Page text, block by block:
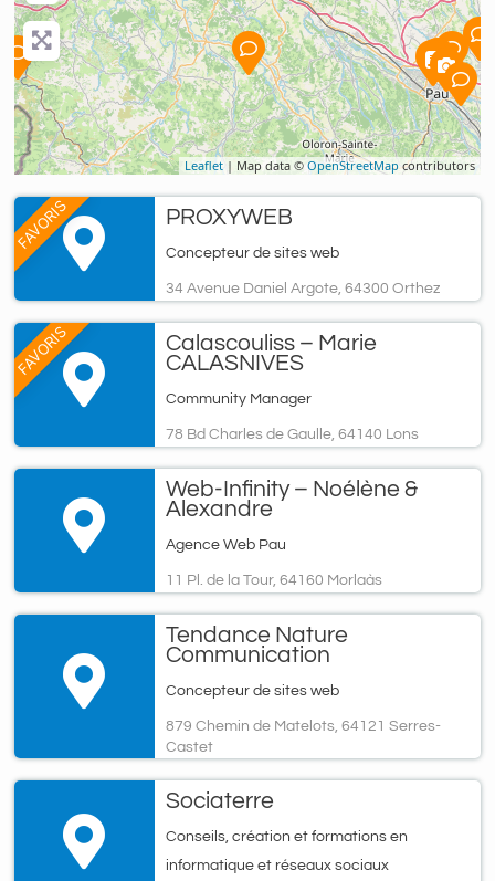
Leaflet | Map data © OpenStreetMapcontributors
FAVORIS PROXYWEB
Concepteur de sites web
34 Avenue Daniel Argote, 64300 Orthez
FAVORIS
Calascouliss – Marie
CALASNIVES
Community Manager
78 Bd Charles de Gaulle, 64140 Lons
Web-Infinity – Noélène &
Alexandre
Agence Web Pau
11 Pl. de la Tour, 64160 Morlaàs
Tendance Nature
Communication
Concepteur de sites web
879 Chemin de Matelots, 64121 Serres-
Castet
Sociaterre
Conseils, création et formations en
informatique et réseaux sociaux